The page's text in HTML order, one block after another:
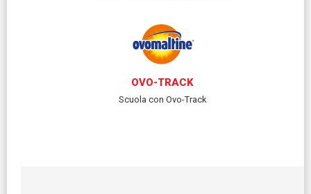
OVO-TRACK
Scuola con Ovo-Track